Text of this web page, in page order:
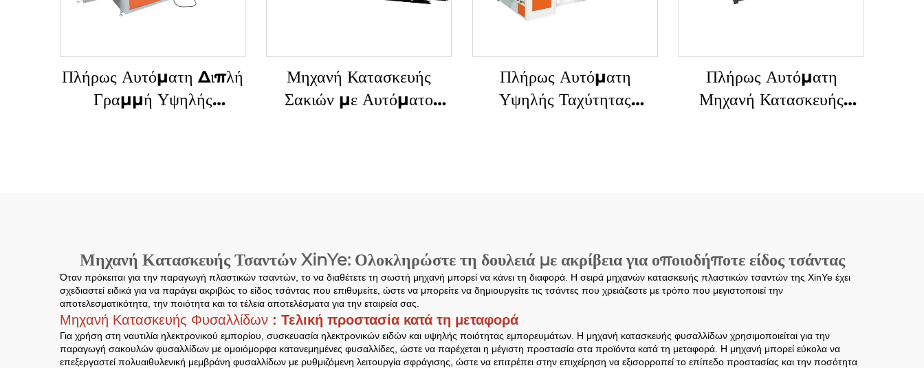
Πλήρως Αυτόματη Διπλή
Γραμμή Υψηλής
Μηχανή Κατασκευής
Σακιών με Αυτόματο
Πλήρως Αυτόματη
Υψηλής Ταχύτητας
Πλήρως Αυτόματη
Μηχανή Κατασκευής
Μηχανή Κατασκευής Τσαντών XinYe: Ολοκληρώστε τη δουλειά με ακρίβεια για οποιοδήποτε είδος τσάντας
Όταν πρόκειται για την παραγωγή πλαστικών τσαντών, το να διαθέτετε τη σωστή μηχανή μπορεί να κάνει τη διαφορά. Η σειρά μηχανών κατασκευής πλαστικών τσαντών της XinYe έχει
σχεδιαστεί ειδικά για να παράγει ακριβώς το είδος τσάντας που επιθυμείτε, ώστε να μπορείτε να δημιουργείτε τις τσάντες που χρειάζεστε με τρόπο που μεγιστοποιεί την
αποτελεσματικότητα, την ποιότητα και τα τέλεια αποτελέσματα για την εταιρεία σας.
Μηχανή Κατασκευής Φυσαλλίδων : Τελική προστασία κατά τη μεταφορά
Για χρήση στη ναυτιλία ηλεκτρονικού εμπορίου, συσκευασία ηλεκτρονικών ειδών και υψηλής ποιότητας εμπορευμάτων. Η μηχανή κατασκευής φυσαλλίδων χρησιμοποιείται για την
παραγωγή σακουλών φυσαλλίδων με ομοιόμορφα κατανεμημένες φυσαλλίδες, ώστε να παρέχεται η μέγιστη προστασία στα προϊόντα κατά τη μεταφορά. Η μηχανή μπορεί εύκολα να
επεξεργαστεί πολυαιθυλενική μεμβράνη φυσαλλίδων με ρυθμιζόμενη λειτουργία σφράγισης, ώστε να επιτρέπει στην επιχείρηση να εξισορροπεί το επίπεδο προστασίας και την ποσότητα